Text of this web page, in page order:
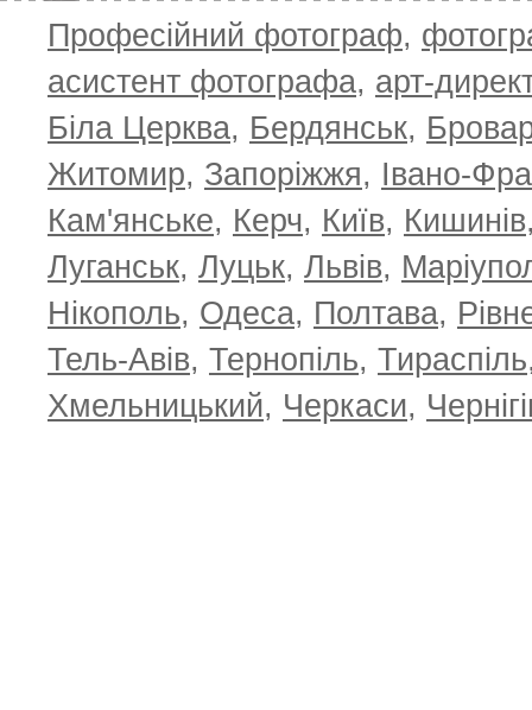
TOP 100 for May 2026 0 +6.59 ТОП 100
+4.30
Професійний фотограф,
асистент фотографа, арт-
Біла Церква, Бердянськ,
Житомир, Запоріжжя, Івано-
Кам'янське, Керч, Київ, Кишинів
Луганськ, Луцьк, Львів,
Нікополь, Одеса, Полтава,
Тель-Авів, Тернопіль, Тираспіль
Хмельницький, Черкаси,